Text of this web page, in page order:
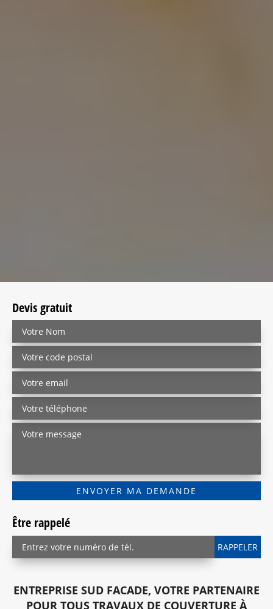
Devis gratuit
Être rappelé
ENTREPRISE SUD FACADE, VOTRE PARTENAIRE
POUR TOUS TRAVAUX DE COUVERTURE À